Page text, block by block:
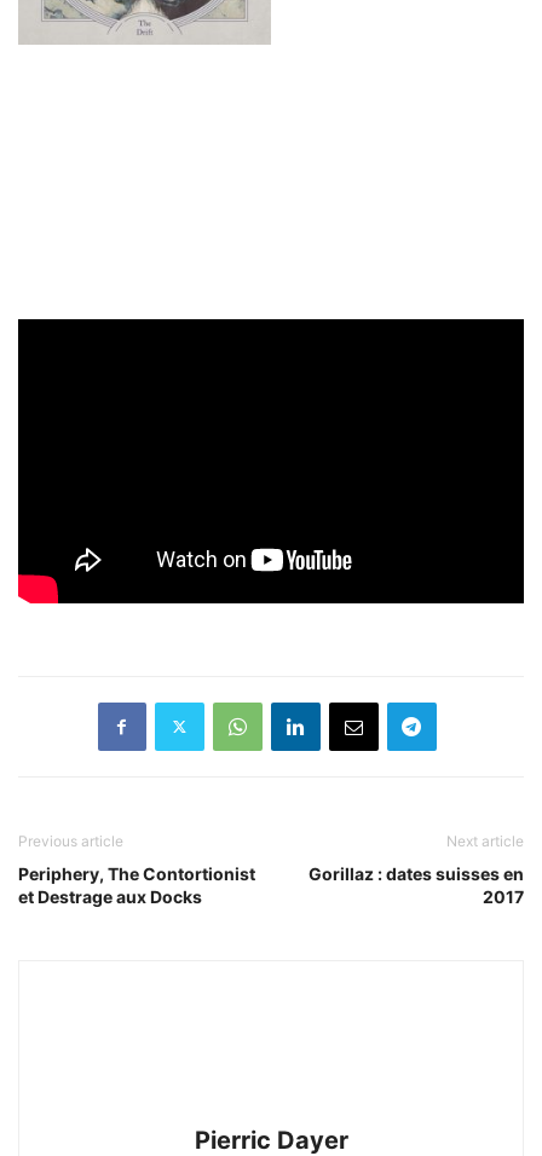
Previous article
Periphery, The Contortionist
et Destrage aux Docks
Next article
Gorillaz : dates suisses en
2017
Pierric Dayer